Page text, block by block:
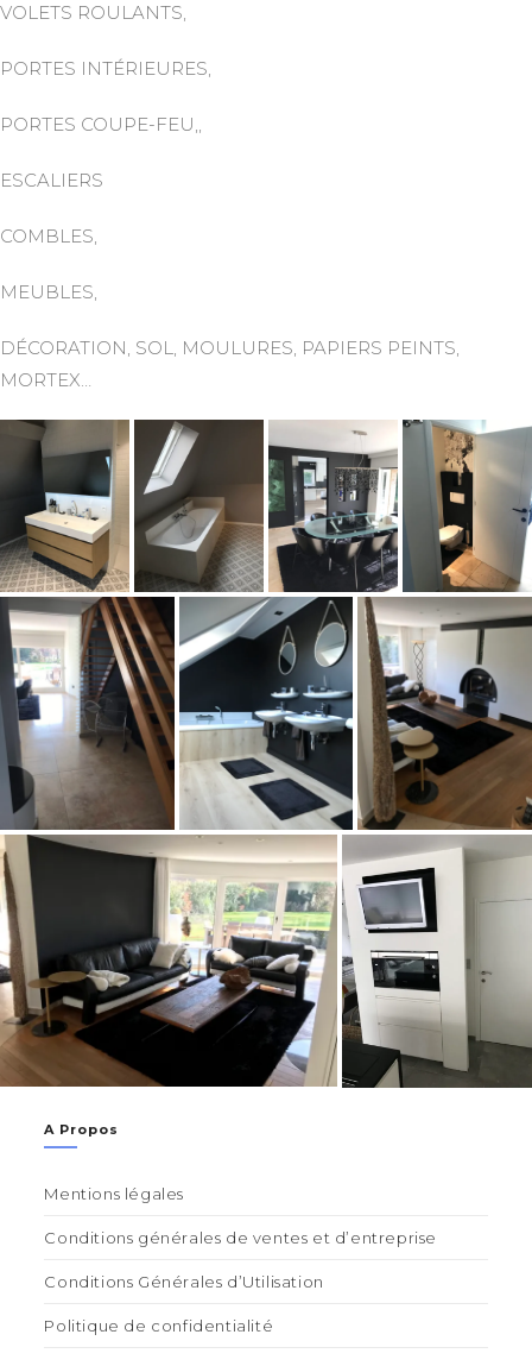
VOLETS ROULANTS,
PORTES INTÉRIEURES,
PORTES COUPE-FEU,,
ESCALIERS
COMBLES,
MEUBLES,
DÉCORATION, SOL, MOULURES, PAPIERS PEINTS,
MORTEX…
A Propos
Mentions légales
Conditions générales de ventes et d’entreprise
Conditions Générales d’Utilisation
Politique de confidentialité